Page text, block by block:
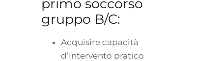
primo soccorso
gruppo B/C:
Acquisire capacità
d’intervento pratico